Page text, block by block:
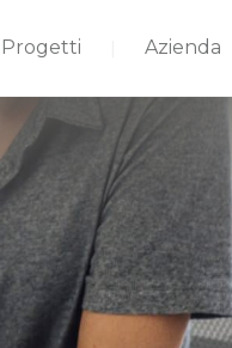
Progetti Azienda